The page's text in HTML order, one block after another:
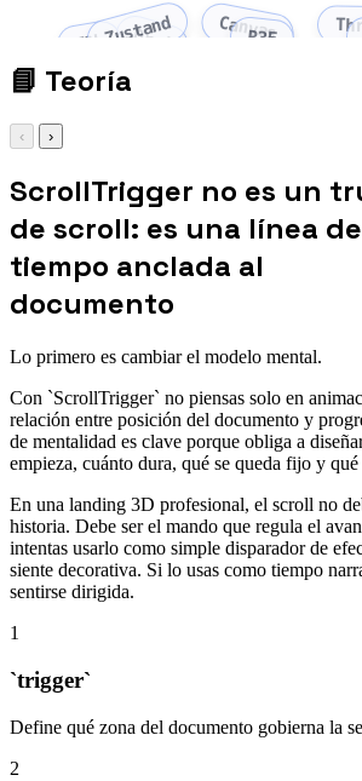
TSLZustand
Drei Canvas
R3F
📘 Teoría
‹ ›
ScrollTrigger no es un
de scroll: es una línea de
tiempo anclada al
documento
Lo primero es cambiar el modelo mental.
Con `ScrollTrigger` no piensas solo en
relación entre posición del documento y
de mentalidad es clave porque obliga a
empieza, cuánto dura, qué se queda fijo y qué
En una landing 3D profesional, el scroll no
historia. Debe ser el mando que regula el
intentas usarlo como simple disparador de
siente decorativa. Si lo usas como tiempo
sentirse dirigida.
1
`trigger`
Define qué zona del documento gobierna la
2